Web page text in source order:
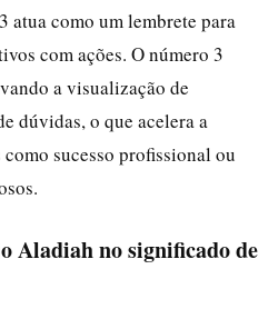
atua como um lembrete para
com ações. O número 3
a visualização de
dúvidas, o que acelera a
sucesso profissional ou
Aladiah no significado de